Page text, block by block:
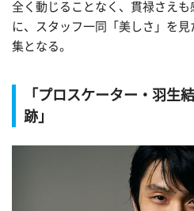
全く動じることなく、貫禄さえ
に、スタッフ一同「美しさ」を
集となる。
「プロスケーター・羽生
跡」